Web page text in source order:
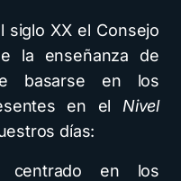
siglo XX el Consejo
la enseñanza de
basarse en los
en el Nivel
días:
centrado en los